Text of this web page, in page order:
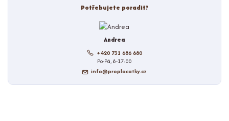
Potřebujete poradit?
Andrea
+420 731 686 680
Po-Pá, 8-17:00
info@proplacatky.cz